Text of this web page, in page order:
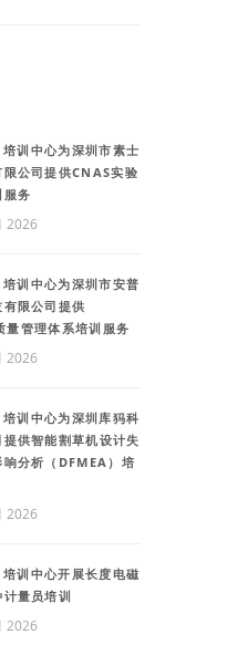
训中心为深圳市素士
限公司提供CNAS实验
服务
2026
训中心为深圳市安普
限公司提供
量管理体系培训服务
2026
训中心为深圳库犸科
供智能割草机设计失
响分析（DFMEA）培
2026
训中心开展长度电磁
量员培训
2026